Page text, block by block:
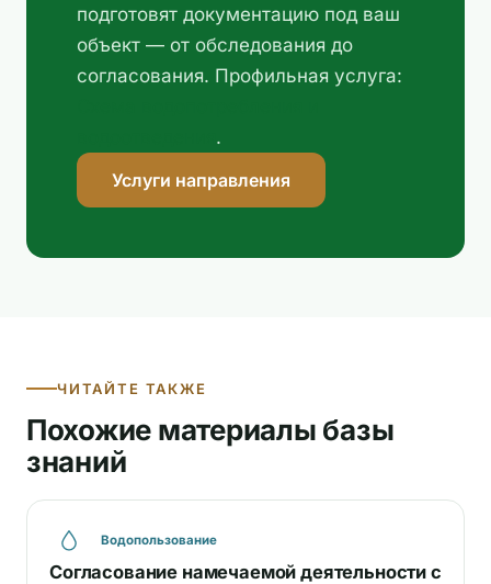
подготовят документацию под ваш
объект — от обследования до
согласования. Профильная услуга:
.
Услуги направления
ЧИТАЙТЕ ТАКЖЕ
Похожие материалы базы
знаний
Водопользование
Согласование намечаемой деятельности с